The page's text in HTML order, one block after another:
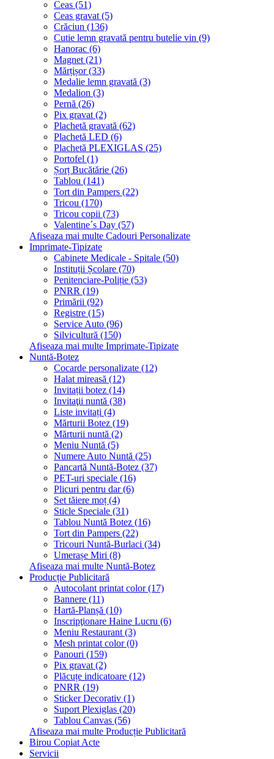
Ceas (51)
Ceas gravat (5)
Crăciun (136)
Cutie lemn gravată pentru butelie vin (9)
Hanorac (6)
Magnet (21)
Mărțișor (33)
Medalie lemn gravată (3)
Medalion (3)
Pernă (26)
Pix gravat (2)
Plachetă gravată (62)
Plachetă LED (6)
Plachetă PLEXIGLAS (25)
Portofel (1)
Șorț Bucătărie (26)
Tablou (141)
Tort din Pampers (22)
Tricou (170)
Tricou copii (73)
Valentine´s Day (57)
Afiseaza mai multe Cadouri Personalizate
Imprimate-Tipizate
Cabinete Medicale - Spitale (50)
Instituții Școlare (70)
Penitenciare-Poliție (53)
PNRR (19)
Primării (92)
Registre (15)
Service Auto (96)
Silvicultură (150)
Afiseaza mai multe Imprimate-Tipizate
Nuntă-Botez
Cocarde personalizate (12)
Halat mireasă (12)
Invitații botez (14)
Invitaţii nuntă (38)
Liste invitați (4)
Mărturii Botez (19)
Mărturii nuntă (2)
Meniu Nuntă (5)
Numere Auto Nuntă (25)
Pancartă Nuntă-Botez (37)
PET-uri speciale (16)
Plicuri pentru dar (6)
Set tăiere moț (4)
Sticle Speciale (31)
Tablou Nuntă Botez (16)
Tort din Pampers (22)
Tricouri Nuntă-Burlaci (34)
Umerașe Miri (8)
Afiseaza mai multe Nuntă-Botez
Producție Publicitară
Autocolant printat color (17)
Bannere (11)
Hartă-Planșă (10)
Inscripţionare Haine Lucru (6)
Meniu Restaurant (3)
Mesh printat color (0)
Panouri (159)
Pix gravat (2)
Plăcuțe indicatoare (12)
PNRR (19)
Sticker Decorativ (1)
Suport Plexiglas (20)
Tablou Canvas (56)
Afiseaza mai multe Producție Publicitară
Birou Copiat Acte
Servicii